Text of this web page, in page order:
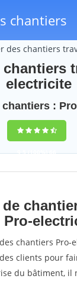
chantiers
des chantiers
electricite
:
9,5(100%)66
votes
de
chantiers Pro-
clients pour
du bâtiment, il